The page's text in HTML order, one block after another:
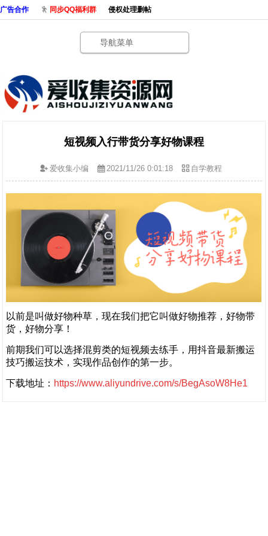
广告合作 同步QQ福利群 侵权处理删帖
导航菜单
短视频入行带货分享好物课程
爱收集小编 2021/11/26 0:01:18 自学教程
以前是叫做好物种草，现在我们把它叫做好物推荐，好物带
货，好物分享！
前期我们可以选择混剪类的短视频去练手，用抖音最新搬运
技巧搬运技术，实现作品创作的第一步。
下载地址： https://www.aliyundrive.com/s/BegAsoW8He1